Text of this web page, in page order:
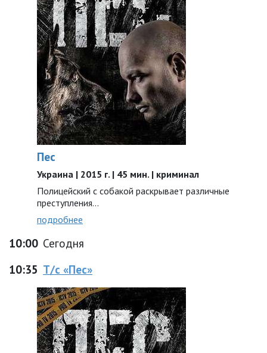
Пес
Украина | 2015 г. | 45 мин. | криминал
Полицейский с собакой раскрывает различные
преступления...
подробнее
10:00 Сегодня
10:35 Т/с «Пес»